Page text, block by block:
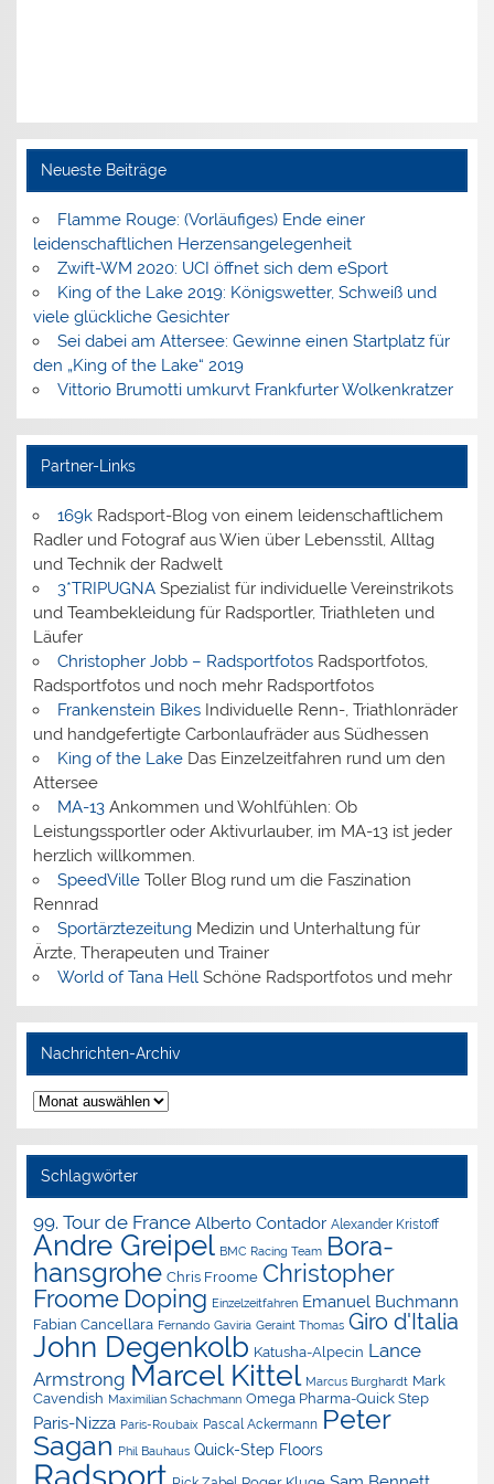
Neueste Beiträge
Flamme Rouge: (Vorläufiges) Ende einer
leidenschaftlichen Herzensangelegenheit
Zwift-WM 2020: UCI öffnet sich dem eSport
King of the Lake 2019: Königswetter, Schweiß und
viele glückliche Gesichter
Sei dabei am Attersee: Gewinne einen Startplatz für
den „King of the Lake“ 2019
Vittorio Brumotti umkurvt Frankfurter Wolkenkratzer
Partner-Links
169kRadsport-Blog von einem leidenschaftlichem
Radler und Fotograf aus Wien über Lebensstil, Alltag
und Technik der Radwelt
3*TRIPUGNASpezialist für individuelle Vereinstrikots
und Teambekleidung für Radsportler, Triathleten und
Läufer
Christopher Jobb – RadsportfotosRadsportfotos,
Radsportfotos und noch mehr Radsportfotos
Frankenstein BikesIndividuelle Renn-, Triathlonräder
und handgefertigte Carbonlaufräder aus Südhessen
King of the LakeDas Einzelzeitfahren rund um den
Attersee
MA-13Ankommen und Wohlfühlen: Ob
Leistungssportler oder Aktivurlauber, im MA-13 ist jeder
herzlich willkommen.
SpeedVilleToller Blog rund um die Faszination
Rennrad
SportärztezeitungMedizin und Unterhaltung für
Ärzte, Therapeuten und Trainer
World of Tana HellSchöne Radsportfotos und mehr
Nachrichten-Archiv
Nachrichten-
Archiv
Schlagwörter
99. Tour de France Alberto Contador Alexander Kristoff
Andre Greipel BMC Racing Team Bora-
hansgrohe Chris Froome Christopher
Froome Doping Einzelzeitfahren Emanuel Buchmann
Fabian Cancellara Fernando Gaviria Geraint Thomas Giro d'Italia
John Degenkolb Katusha-Alpecin Lance
Armstrong Marcel Kittel Marcus Burghardt Mark
Cavendish Maximilian Schachmann Omega Pharma-Quick Step
Paris-Nizza Paris-Roubaix Pascal Ackermann Peter
Sagan Phil Bauhaus Quick-Step Floors
Radsport